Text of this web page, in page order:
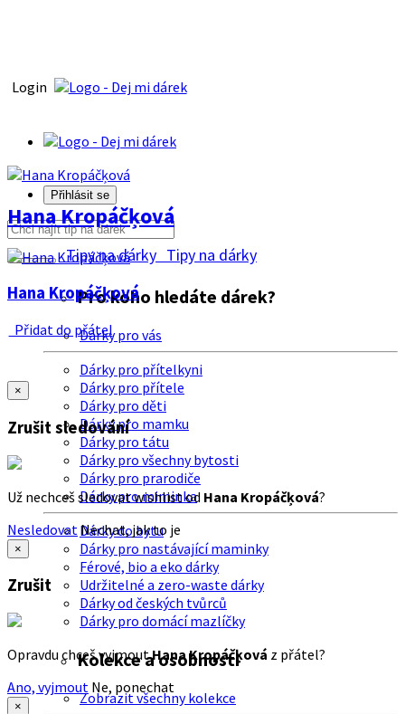
Login
Přihlásit se
Tipy na dárky Tipy na dárky
Pro koho hledáte dárek?
Dárky pro vás
Dárky pro přítelkyni
Dárky pro přítele
Dárky pro děti
Dárky pro mamku
Dárky pro tátu
Dárky pro všechny bytosti
Dárky pro prarodiče
Dárky pro miminka
Dárky do bytu
Dárky pro nastávající maminky
Férové, bio a eko dárky
Udržitelné a zero-waste dárky
Dárky od českých tvůrců
Dárky pro domácí mazlíčky
Kolekce a osobnosti
Zobrazit všechny kolekce
Hana Kropáčķová
Hana Kropáčķová
Přidat do přátel
×
Zrušit sledování
Už nechceš sledovat wishlist od Hana Kropáčķová?
Nesledovat Nechat, jak to je
×
Zrušit
Opravdu chceš vyjmoutHana Kropáčķová z přátel?
Ano, vyjmout Ne, ponechat
×